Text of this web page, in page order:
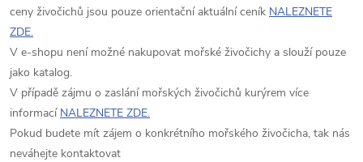
ceny živočichů jsou pouze orientační aktuální ceník NALEZNETE
ZDE.
V e-shopu není možné nakupovat mořské živočichy a slouží pouze
jako katalog.
V případě zájmu o zaslání mořských živočichů kurýrem více
informací NALEZNETE ZDE.
Pokud budete mít zájem o konkrétního mořského živočicha, tak nás
neváhejte kontaktovat